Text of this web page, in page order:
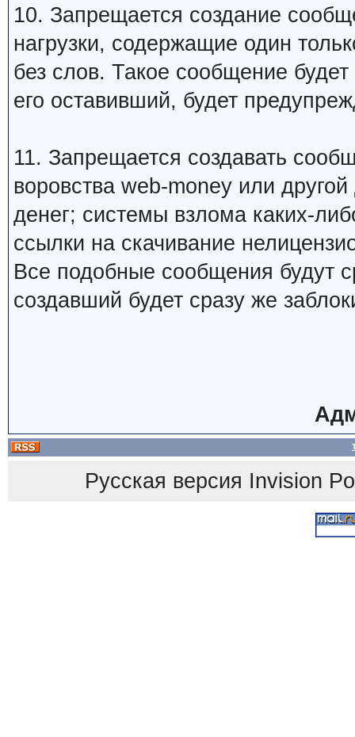
10. Запрещается создание
нагрузки, содержащие один
без слов. Такое сообщение
его оставивший, будет
11. Запрещается создавать
воровства web-money или
денег; системы взлома каких-
ссылки на скачивание
Все подобные сообщения будут
создавший будет сразу же
Русская версия Invision